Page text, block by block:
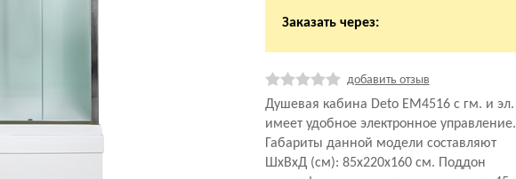
Заказать через:
добавить отзыв
Душевая кабина Deto ЕМ4516 с гм. и эл.
имеет удобное электронное управление.
Габариты данной модели составляют
ШхВхД (см): 85x220x160 см. Поддон